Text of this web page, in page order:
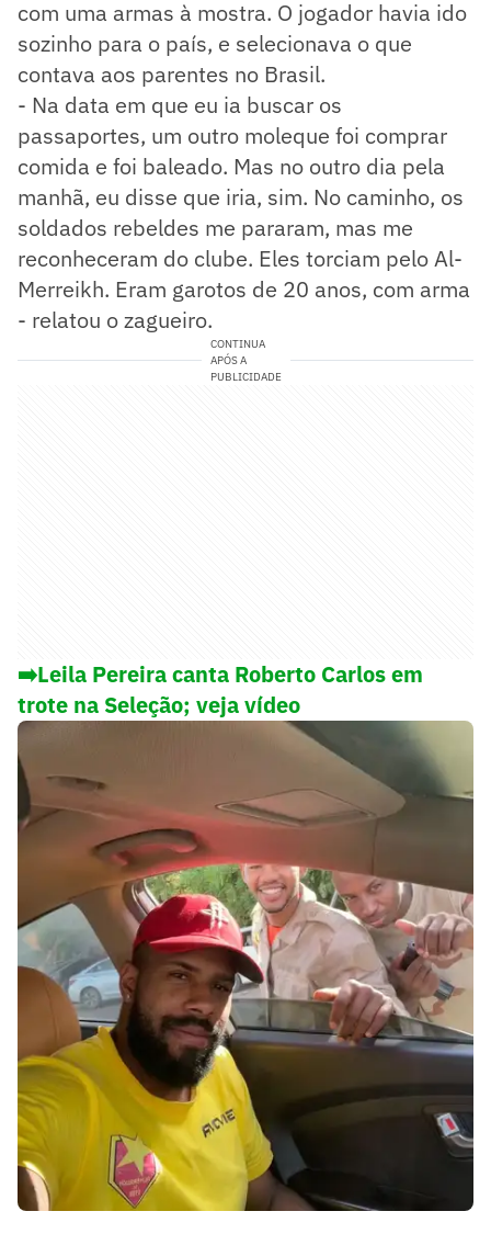
com uma armas à mostra. O jogador havia ido
sozinho para o país, e selecionava o que
contava aos parentes no Brasil.
- Na data em que eu ia buscar os
passaportes, um outro moleque foi comprar
comida e foi baleado. Mas no outro dia pela
manhã, eu disse que iria, sim. No caminho, os
soldados rebeldes me pararam, mas me
reconheceram do clube. Eles torciam pelo Al-
Merreikh. Eram garotos de 20 anos, com arma
- relatou o zagueiro.
CONTINUA
APÓS A
PUBLICIDADE
➡️Leila Pereira canta Roberto Carlos em
trote na Seleção; veja vídeo